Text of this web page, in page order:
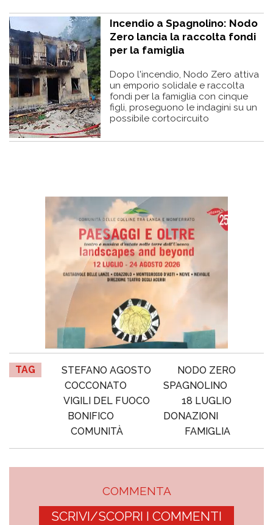
Incendio a Spagnolino: Nodo
Zero lancia la raccolta fondi
per la famiglia
Dopo l'incendio, Nodo Zero attiva
un emporio solidale e raccolta
fondi per la famiglia con cinque
figli, proseguono le indagini su un
possibile cortocircuito
TAG STEFANO AGOSTO
NODO ZERO
COCCONATO
SPAGNOLINO
VIGILI DEL FUOCO
18 LUGLIO
BONIFICO
DONAZIONI
COMUNITÀ
FAMIGLIA
COMMENTA
SCRIVI/SCOPRI I COMMENTI